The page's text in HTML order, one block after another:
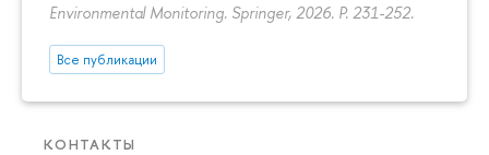
Environmental Monitoring. Springer, 2026. P. 231-252.
Все публикации
КОНТАКТЫ